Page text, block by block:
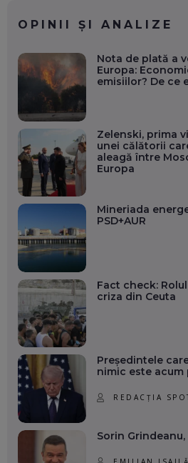
OPINII ȘI ANALIZE
Nota de plată a
Europa:
emisiilor? De ce
Zelenski, prima
unei călătorii
aleagă între
Europa
Mineriada
PSD+AUR
Fact check:
criza din Ceuta
Președintele
nimic este
REDACȚIA
Sorin